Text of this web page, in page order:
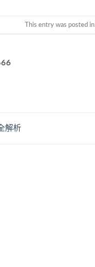
This entry was posted in
解析